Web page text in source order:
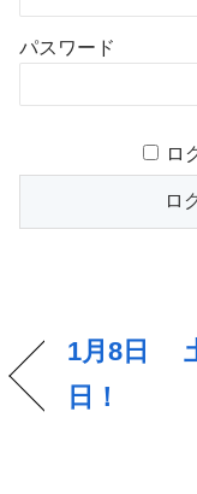
パスワード
ロ
1月8日
日！